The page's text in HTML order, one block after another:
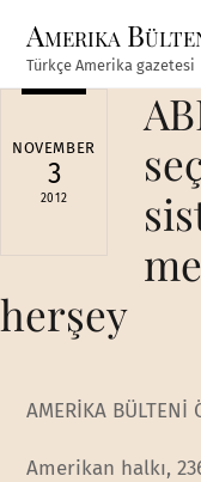
content
Amerika
Türkçe Amerika gazetesi
NOVEMBER
3
2012
herşey
AMERİKA BÜLTENİ
Amerikan halkı,